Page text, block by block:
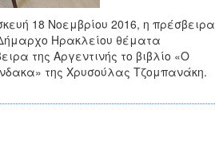
18 Νοεμβρίου 2016, η πρέσβειρα
Δήμαρχο Ηρακλείου θέματα
της Αργεντινής το βιβλίο «Ο
της Χρυσούλας Τζομπανάκη.